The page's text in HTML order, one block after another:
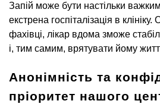
Запій може бути настільки
екстрена госпіталізація в
фахівці, лікар вдома зможе
і, тим самим, врятувати йому
Анонімність та
пріоритет нашого